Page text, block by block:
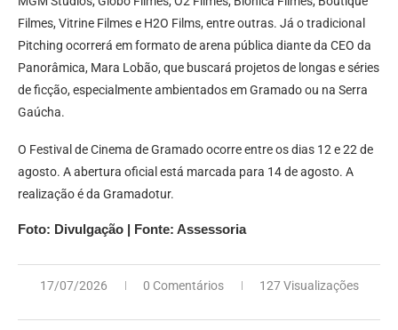
Filmes, Vitrine Filmes e H2O Films, entre outras. Já o tradicional
Pitching ocorrerá em formato de arena pública diante da CEO da
Panorâmica, Mara Lobão, que buscará projetos de longas e séries
de ficção, especialmente ambientados em Gramado ou na Serra
Gaúcha.
O Festival de Cinema de Gramado ocorre entre os dias 12 e 22 de
agosto. A abertura oficial está marcada para 14 de agosto. A
realização é da Gramadotur.
Foto: Divulgação | Fonte: Assessoria
17/07/2026 0 Comentários 127 Visualizações